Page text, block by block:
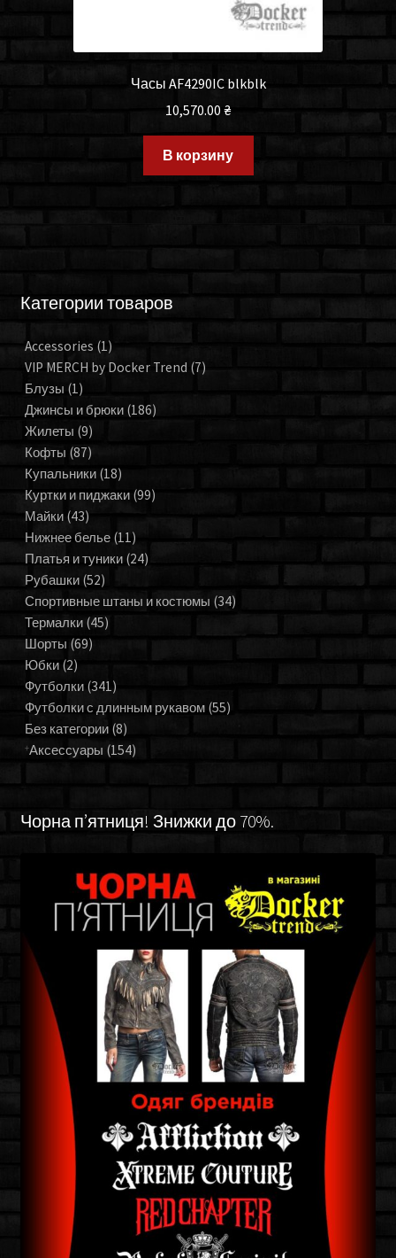
Часы AF4290IC blkblk
10,570.00 ₴
В корзину
Категории товаров
Accessories (1)
VIP MERCH by Docker Trend (7)
Блузы (1)
Джинсы и брюки (186)
Жилеты (9)
Кофты (87)
Купальники (18)
Куртки и пиджаки (99)
Майки (43)
Нижнее белье (11)
Платья и туники (24)
Рубашки (52)
Спортивные штаны и костюмы (34)
Термалки (45)
Шорты (69)
Юбки (2)
Футболки (341)
Футболки с длинным рукавом (55)
Без категории (8)
Аксессуары (154)
Чорна п’ятниця! Знижки до 70%.